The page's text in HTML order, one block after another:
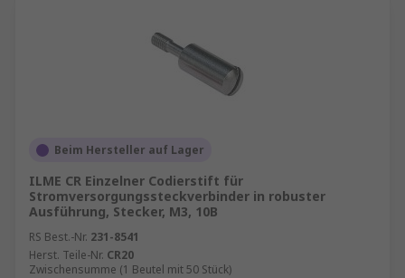
Beim Hersteller auf Lager
ILME CR Einzelner Codierstift für
Stromversorgungssteckverbinder in robuster
Ausführung, Stecker, M3, 10B
RS Best.-Nr. 231-8541
Herst. Teile-Nr. CR20
Zwischensumme (1 Beutel mit 50 Stück)